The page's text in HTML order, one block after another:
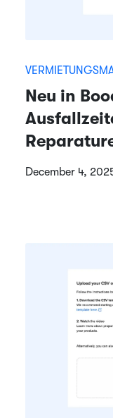
Neu in
December 4,